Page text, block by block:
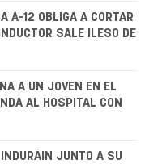
A-12 OBLIGA A CORTAR
SALE ILESO DE
A UN JOVEN EN EL
AL HOSPITAL CON
JUNTO A SU